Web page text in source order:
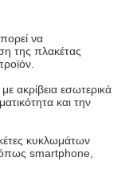
να
της πλακέτας
ακρίβεια εσωτερικά
και την
κυκλωμάτων
smartphone,